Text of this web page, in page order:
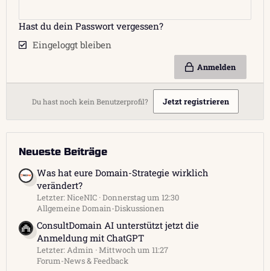
Hast du dein Passwort vergessen?
Eingeloggt bleiben
Anmelden
Du hast noch kein Benutzerprofil? Jetzt registrieren
Neueste Beiträge
Was hat eure Domain-Strategie wirklich
verändert?
Letzter: NiceNIC Donnerstag um 12:30
Allgemeine Domain-Diskussionen
ConsultDomain AI unterstützt jetzt die
Anmeldung mit ChatGPT
Letzter: Admin Mittwoch um 11:27
Forum-News & Feedback